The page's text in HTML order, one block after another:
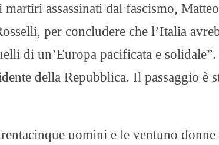
martiri assassinati dal fascismo,
per concludere che l’Italia
di un’Europa pacificata e solidale”.
della Repubblica. Il passaggio è
uomini e le ventuno